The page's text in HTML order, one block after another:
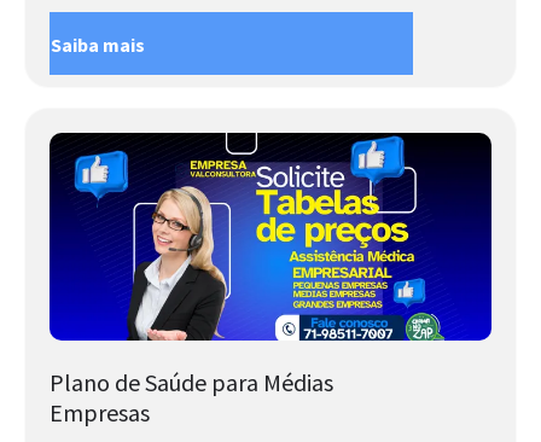
Saiba mais
Plano de Saúde para Médias
Empresas